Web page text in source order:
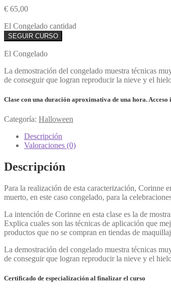
€ 65,00
El Congelado cantidad
SEGUIR CURSO
El Congelado
La demostración del congelado muestra técnicas
de conseguir que logran reproducir la nieve y el
Clase con una duración aproximativa de una hora.
Categoría: Halloween
Descripción
Valoraciones (0)
Descripción
Para la realización de esta caracterización, Corinne
muerto, en este caso congelado, para la
La intención de Corinne en esta clase es la de
Explica cuales son las técnicas de aplicación que
productos que no se compran en tiendas de
La demostración del congelado muestra técnicas
de conseguir que logran reproducir la nieve y el
Certificado de especialización al finalizar el curso